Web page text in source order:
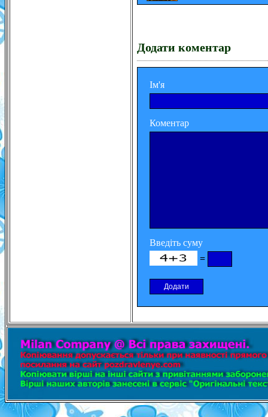
Додати коментар
Ім'я
Коментар
Введіть суму
=